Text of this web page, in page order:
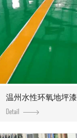
温州水性环氧地坪漆